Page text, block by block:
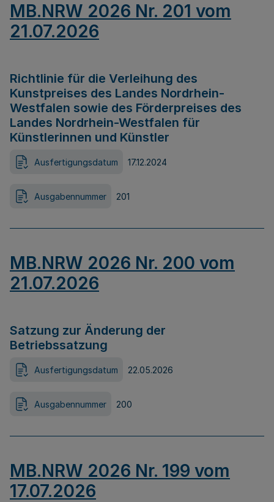
MB.NRW 2026 Nr. 201 vom
21.07.2026
Richtlinie für die Verleihung des
Kunstpreises des Landes Nordrhein-
Westfalen sowie des Förderpreises des
Landes Nordrhein-Westfalen für
Künstlerinnen und Künstler
Ausfertigungsdatum 17.12.2024
Ausgabennummer 201
MB.NRW 2026 Nr. 200 vom
21.07.2026
Satzung zur Änderung der
Betriebssatzung
Ausfertigungsdatum 22.05.2026
Ausgabennummer 200
MB.NRW 2026 Nr. 199 vom
17.07.2026